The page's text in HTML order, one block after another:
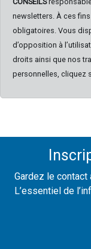
newsletters. À ces
obligatoires. Vous
d’opposition à
droits ainsi que nos
personnelles, cliquez
Gardez le contact
L’essentiel de